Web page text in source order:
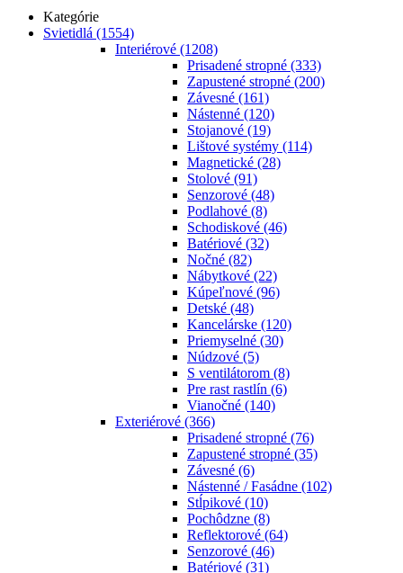
Kategórie
Svietidlá (1554)
Interiérové (1208)
Prisadené stropné (333)
Zapustené stropné (200)
Závesné (161)
Nástenné (120)
Stojanové (19)
Lištové systémy (114)
Magnetické (28)
Stolové (91)
Senzorové (48)
Podlahové (8)
Schodiskové (46)
Batériové (32)
Nočné (82)
Nábytkové (22)
Kúpeľnové (96)
Detské (48)
Kancelárske (120)
Priemyselné (30)
Núdzové (5)
S ventilátorom (8)
Pre rast rastlín (6)
Vianočné (140)
Exteriérové (366)
Prisadené stropné (76)
Zapustené stropné (35)
Závesné (6)
Nástenné / Fasádne (102)
Stĺpikové (10)
Pochôdzne (8)
Reflektorové (64)
Senzorové (46)
Batériové (31)